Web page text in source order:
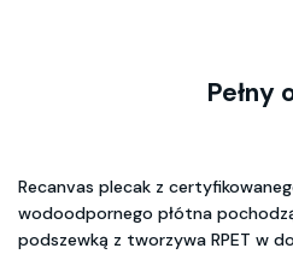
Pełny
Recanvas plecak z
wodoodpornego płótna
podszewką z tworzywa RPET w